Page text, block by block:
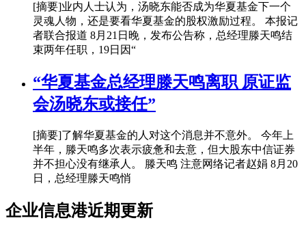
[摘要]业内人士认为，汤晓东能否成为华夏基金下一个
灵魂人物，还是要看华夏基金的股权激励过程。 本报记
者联合报道 8月21日晚，发布公告称，总经理滕天鸣结
束两年任职，19日因“
“华夏基金总经理滕天鸣离职 原证监
会汤晓东或接任”
[摘要]了解华夏基金的人对这个消息并不意外。 今年上
半年，滕天鸣多次表示疲惫和去意，但大股东中信证券
并不担心没有继承人。 滕天鸣 注意网络记者赵娟 8月20
日，总经理滕天鸣悄
企业信息港近期更新